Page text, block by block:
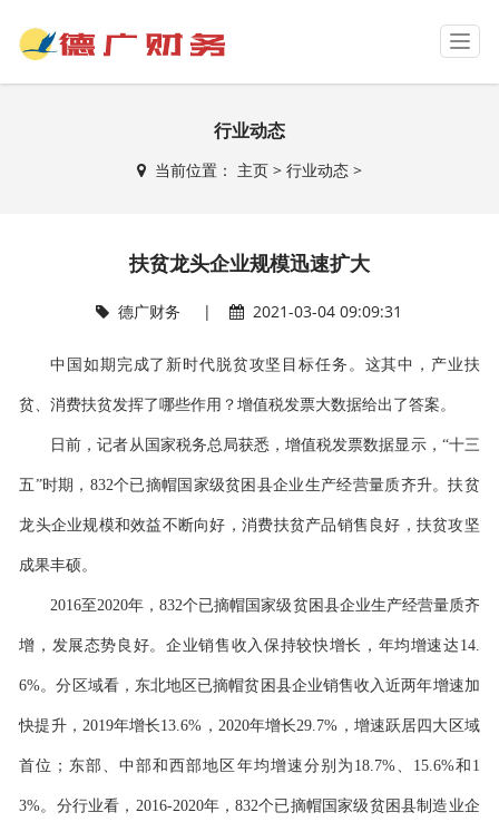
T
o
g
o
n
行业动态
当前位置： 主页> 行业动态>
扶贫龙头企业规模迅速扩大
德广财务 | 2021-03-04 09:09:31
中国如期完成了新时代脱贫攻坚目标任务。这其中，产业扶
贫、消费扶贫发挥了哪些作用？增值税发票大数据给出了答案。
日前，记者从国家税务总局获悉，增值税发票数据显示，“十三
五”时期，832个已摘帽国家级贫困县企业生产经营量质齐升。扶贫
龙头企业规模和效益不断向好，消费扶贫产品销售良好，扶贫攻坚
成果丰硕。
2016至2020年，832个已摘帽国家级贫困县企业生产经营量质齐
增，发展态势良好。企业销售收入保持较快增长，年均增速达14.
6%。分区域看，东北地区已摘帽贫困县企业销售收入近两年增速加
快提升，2019年增长13.6%，2020年增长29.7%，增速跃居四大区域
首位；东部、中部和西部地区年均增速分别为18.7%、15.6%和1
3%。分行业看，2016-2020年，832个已摘帽国家级贫困县制造业企